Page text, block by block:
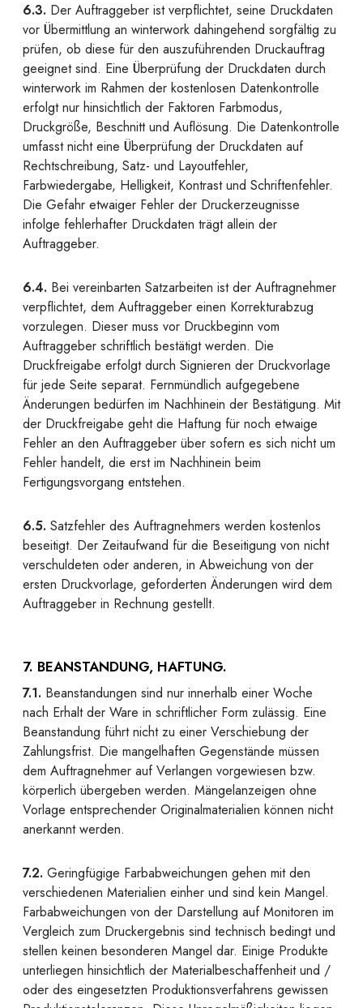
6.3. Der Auftraggeber ist verpflichtet, seine Druckdaten
vor Übermittlung an winterwork dahingehend sorgfältig zu
prüfen, ob diese für den auszuführenden Druckauftrag
geeignet sind. Eine Überprüfung der Druckdaten durch
winterwork im Rahmen der kostenlosen Datenkontrolle
erfolgt nur hinsichtlich der Faktoren Farbmodus,
Druckgröße, Beschnitt und Auflösung. Die Datenkontrolle
umfasst nicht eine Überprüfung der Druckdaten auf
Rechtschreibung, Satz- und Layoutfehler,
Farbwiedergabe, Helligkeit, Kontrast und Schriftenfehler.
Die Gefahr etwaiger Fehler der Druckerzeugnisse
infolge fehlerhafter Druckdaten trägt allein der
Auftraggeber.
6.4. Bei vereinbarten Satzarbeiten ist der Auftragnehmer
verpflichtet, dem Auftraggeber einen Korrekturabzug
vorzulegen. Dieser muss vor Druckbeginn vom
Auftraggeber schriftlich bestätigt werden. Die
Druckfreigabe erfolgt durch Signieren der Druckvorlage
für jede Seite separat. Fernmündlich aufgegebene
Änderungen bedürfen im Nachhinein der Bestätigung. Mit
der Druckfreigabe geht die Haftung für noch etwaige
Fehler an den Auftraggeber über sofern es sich nicht um
Fehler handelt, die erst im Nachhinein beim
Fertigungsvorgang entstehen.
6.5. Satzfehler des Auftragnehmers werden kostenlos
beseitigt. Der Zeitaufwand für die Beseitigung von nicht
verschuldeten oder anderen, in Abweichung von der
ersten Druckvorlage, geforderten Änderungen wird dem
Auftraggeber in Rechnung gestellt.
7. BEANSTANDUNG, HAFTUNG.
7.1. Beanstandungen sind nur innerhalb einer Woche
nach Erhalt der Ware in schriftlicher Form zulässig. Eine
Beanstandung führt nicht zu einer Verschiebung der
Zahlungsfrist. Die mangelhaften Gegenstände müssen
dem Auftragnehmer auf Verlangen vorgewiesen bzw.
körperlich übergeben werden. Mängelanzeigen ohne
Vorlage entsprechender Originalmaterialien können nicht
anerkannt werden.
7.2. Geringfügige Farbabweichungen gehen mit den
verschiedenen Materialien einher und sind kein Mangel.
Farbabweichungen von der Darstellung auf Monitoren im
Vergleich zum Druckergebnis sind technisch bedingt und
stellen keinen besonderen Mangel dar. Einige Produkte
unterliegen hinsichtlich der Materialbeschaffenheit und /
oder des eingesetzten Produktionsverfahrens gewissen